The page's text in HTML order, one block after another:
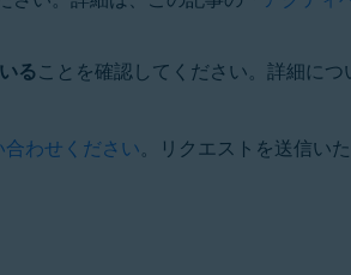
ることを確認してください。詳細に
わせください。リクエストを送信い